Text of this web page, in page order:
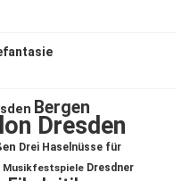
Bergen
Dresden
Drei Haselnüsse für
Musikfestspiele Dresdner